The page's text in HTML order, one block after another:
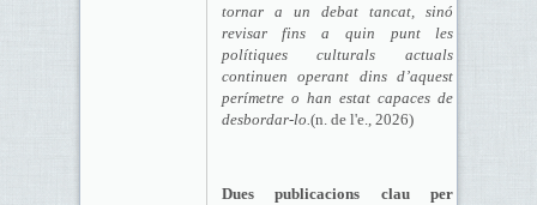
tornar a un debat tancat, sinó
revisar fins a quin punt les
polítiques culturals actuals
continuen operant dins d’aquest
perímetre o han estat capaces de
desbordar-lo.(n. de l'e., 2026)
Dues publicacions clau per